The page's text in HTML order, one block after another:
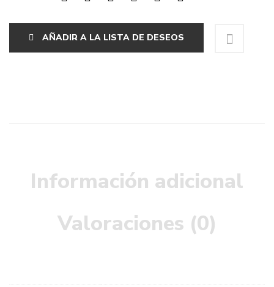
AÑADIR A LA LISTA DE DESEOS
Información adicional
Valoraciones (0)